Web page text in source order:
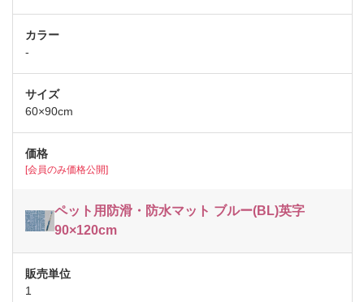
-
60×90cm
[会員のみ価格公開]
ペット用防滑・防水マット ブルー(BL)英字
90×120cm
1